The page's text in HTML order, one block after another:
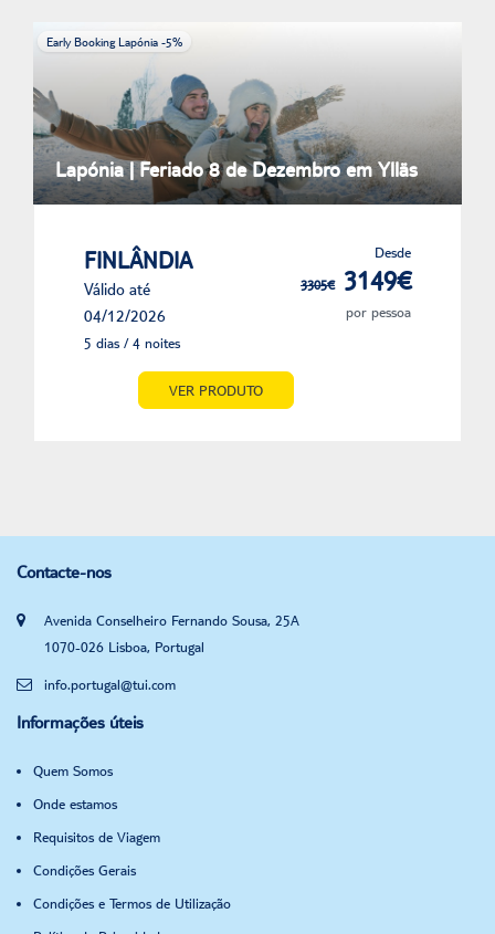
Early Booking Lapónia -5%
Lapónia | Feriado 8 de Dezembro em Ylläs
FINLÂNDIA
Válido até
04/12/2026
5 dias / 4 noites
Desde
3305€ 3149€
por pessoa
VER PRODUTO
Contacte-nos
Avenida Conselheiro Fernando Sousa, 25A
1070-026 Lisboa, Portugal
info.portugal@tui.com
Informações úteis
Quem Somos
Onde estamos
Requisitos de Viagem
Condições Gerais
Condições e Termos de Utilização